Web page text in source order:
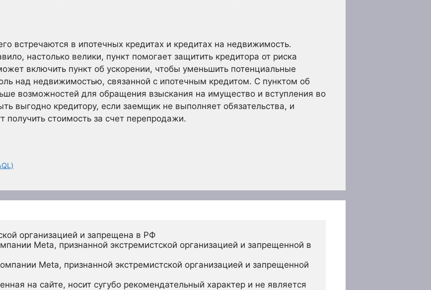
встречаются в ипотечных кредитах и кредитах на недвижимость.
настолько велики, пункт помогает защитить кредитора от риска
включить пункт об ускорении, чтобы уменьшить потенциальные
над недвижимостью, связанной с ипотечным кредитом. С пунктом об
возможностей для обращения взыскания на имущество и вступления во
выгодно кредитору, если заемщик не выполняет обязательства, и
получить стоимость за счет перепродажи.
организацией и запрещена в РФ
Meta, признанной экстремистской организацией и запрещенной в
Meta, признанной экстремистской организацией и запрещенной
на сайте, носит сугубо рекомендательный характер и не является